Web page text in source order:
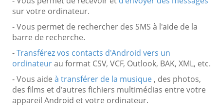
sur votre ordinateur.
- Vous permet de rechercher des SMS à l'aide de la
barre de recherche.
-Transférez vos contacts d'Android vers un
ordinateurau format CSV, VCF, Outlook, BAK, XML, etc.
- Vous aide à transférer de la musique , des photos,
des films et d'autres fichiers multimédias entre votre
appareil Android et votre ordinateur.